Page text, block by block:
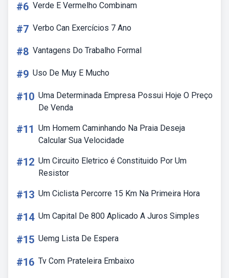
#6 Verde E Vermelho Combinam
#7 Verbo Can Exercícios 7 Ano
#8 Vantagens Do Trabalho Formal
#9 Uso De Muy E Mucho
#10 Uma Determinada Empresa Possui Hoje O Preço
De Venda
#11 Um Homem Caminhando Na Praia Deseja
Calcular Sua Velocidade
#12 Um Circuito Eletrico é Constituido Por Um
Resistor
#13 Um Ciclista Percorre 15 Km Na Primeira Hora
#14 Um Capital De 800 Aplicado A Juros Simples
#15 Uemg Lista De Espera
#16 Tv Com Prateleira Embaixo